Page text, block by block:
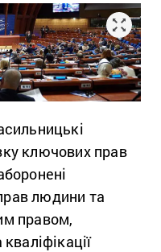
ключових прав
людини та
правом,